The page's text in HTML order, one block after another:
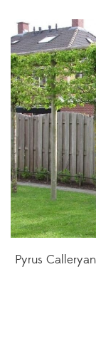
Pyrus